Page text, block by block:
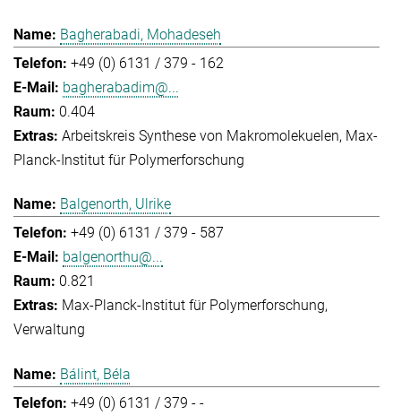
Bagherabadi, Mohadeseh
+49 (0) 6131 / 379 - 162
bagherabadim@...
0.404
Arbeitskreis Synthese von Makromolekuelen Max-
Planck-Institut für Polymerforschung
Balgenorth, Ulrike
+49 (0) 6131 / 379 - 587
balgenorthu@...
0.821
Max-Planck-Institut für Polymerforschung
Verwaltung
Bálint, Béla
+49 (0) 6131 / 379 - -